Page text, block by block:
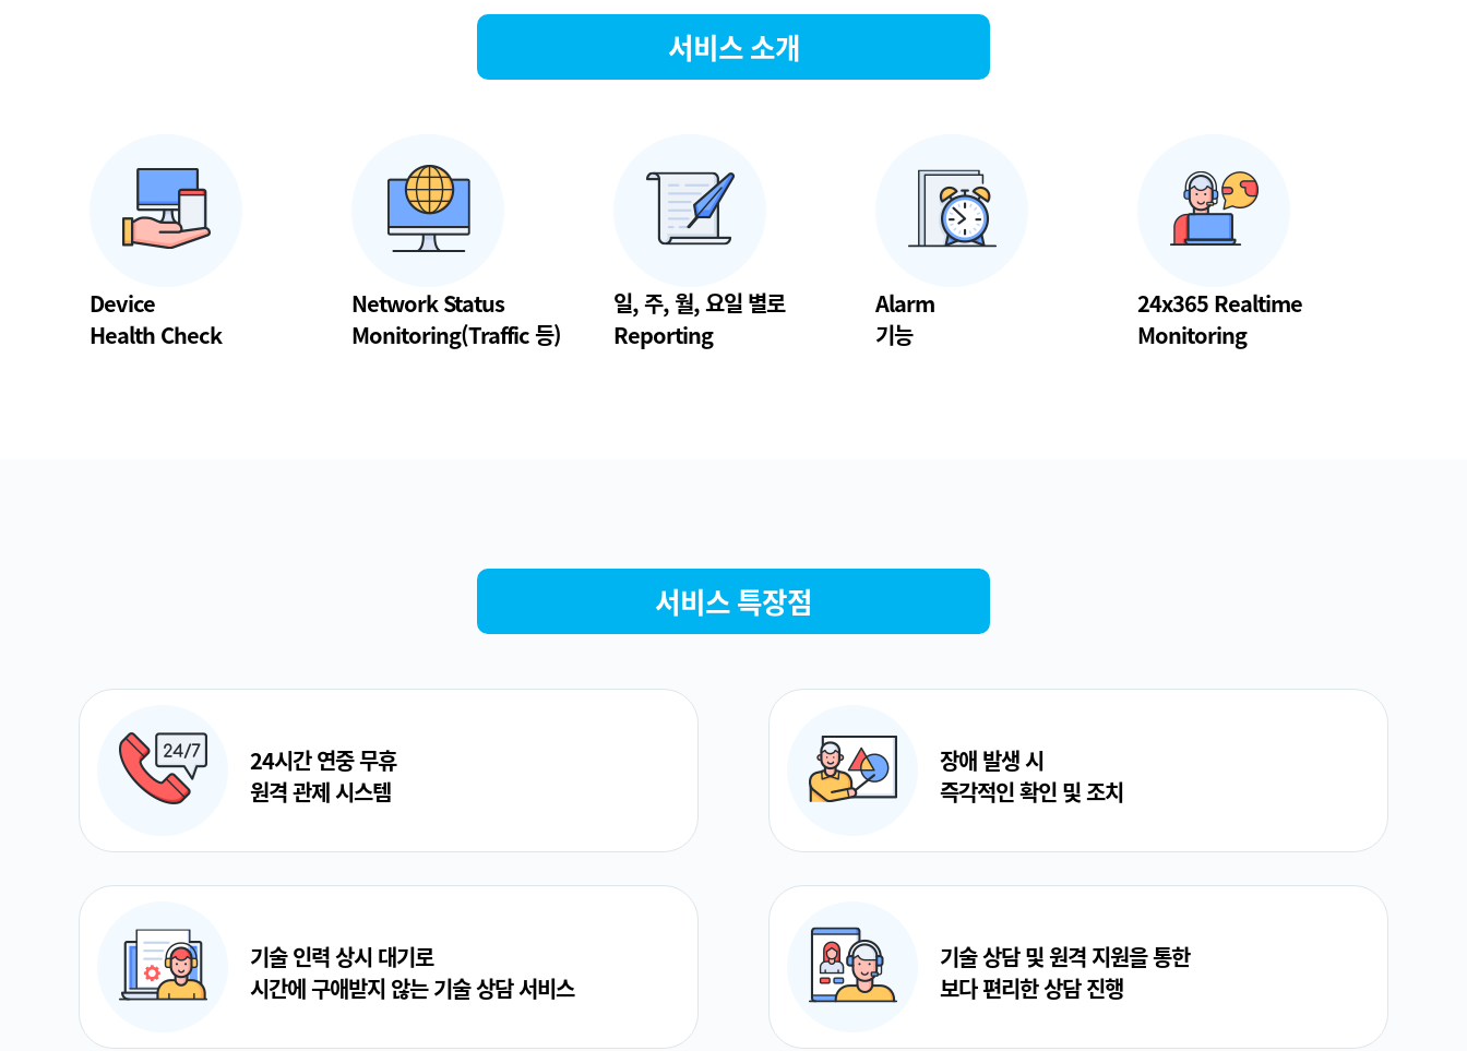
서비스 소개
Device
Health Check
Network Status
Monitoring(Traffic 등)
일, 주, 월, 요일 별로
Reporting
Alarm
기능
24x365 Realtime
Monitoring
서비스 특장점
24시간 연중 무휴
원격 관제 시스템
장애 발생 시
즉각적인 확인 및 조치
기술 인력 상시 대기로
시간에 구애받지 않는 기술 상담 서비스
기술 상담 및 원격 지원을 통한
보다 편리한 상담 진행